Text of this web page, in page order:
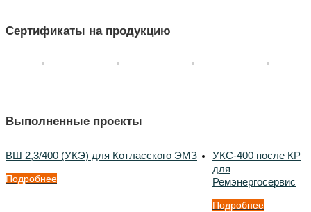
Сертификаты на продукцию
Выполненные проекты
ВШ 2,3/400 (УКЭ) для Котласского ЭМЗ
Подробнее
УКС-400 после КР
для
Ремэнергосервис
Подробнее